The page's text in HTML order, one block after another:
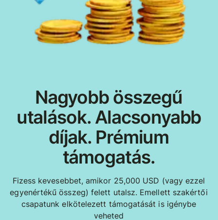
Nagyobb összegű
utalások. Alacsonyabb
díjak. Prémium
támogatás.
Fizess kevesebbet, amikor 25,000 USD (vagy ezzel
egyenértékű összeg) felett utalsz. Emellett szakértői
csapatunk elkötelezett támogatását is igénybe
veheted